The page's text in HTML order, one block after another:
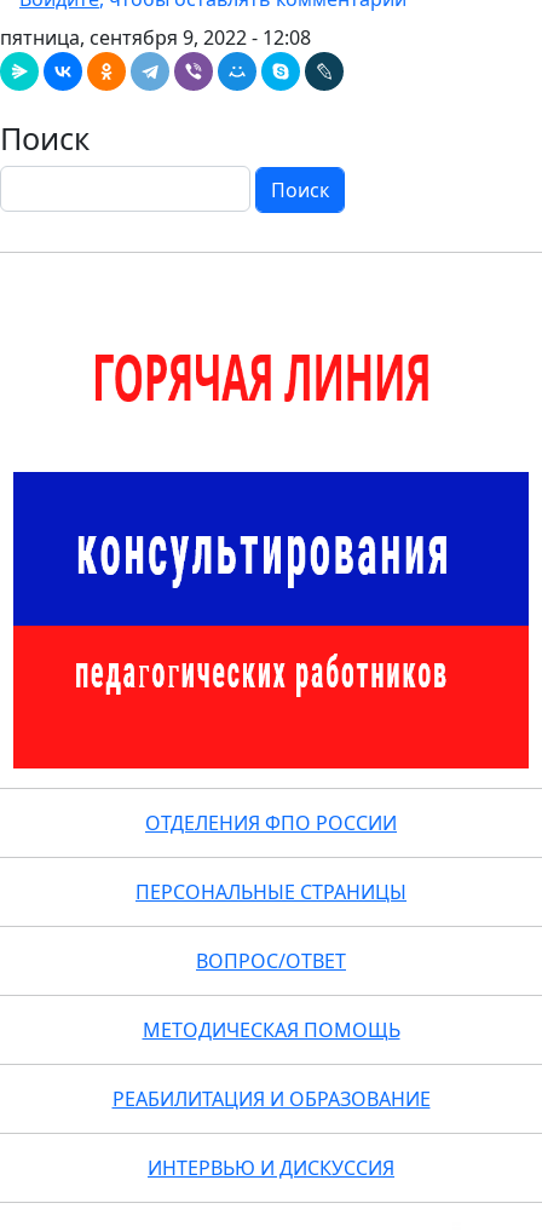
пятница, сентября 9, 2022 - 12:08
Поиск
Поиск
ОТДЕЛЕНИЯ ФПО РОССИИ
ПЕРСОНАЛЬНЫЕ СТРАНИЦЫ
ВОПРОС/ОТВЕТ
МЕТОДИЧЕСКАЯ ПОМОЩЬ
РЕАБИЛИТАЦИЯ И ОБРАЗОВАНИЕ
ИНТЕРВЬЮ И ДИСКУССИЯ